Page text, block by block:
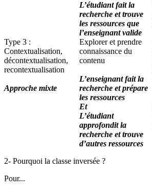
L’étudiant fait la
recherche et trouve
les ressources que
l’enseignant valide
Type 3 :
Contextualisation,
décontextualisation,
recontextualisation
Approche mixte
Explorer et prendre
connaissance du
contenu
L’enseignant fait la
recherche et prépare
les ressources
Et
L’étudiant
approfondit la
recherche et trouve
d’autres ressources
2- Pourquoi la classe inversée ?
Pour...